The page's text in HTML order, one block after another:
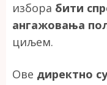
избора бити
ангажовања
циљем.
Ове директно